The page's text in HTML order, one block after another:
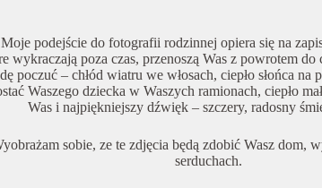
Moje podejście do fotografii rodzinnej opiera się na
wykraczają poza czas, przenoszą Was z powrotem
poczuć – chłód wiatru we włosach, ciepło słońca
Waszego dziecka w Waszych ramionach, ciepło
Was i najpiękniejszy dźwięk – szczery, radosny
sobie, ze te zdjęcia będą zdobić Wasz dom,
serduchach.